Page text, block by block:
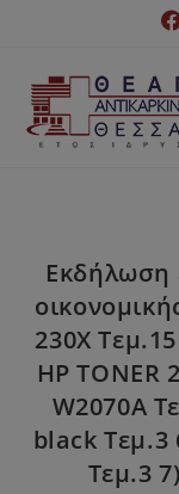
Εκδήλωση
230X
HP TONER
W2070A
black Τεμ.3
Τεμ.3